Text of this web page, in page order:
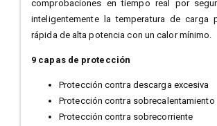
comprobaciones en tiempo real por
inteligentemente la temperatura de carga
rápida de alta potencia con un calor mínimo.
9 capas de protección
Protección contra descarga excesiva
Protección contra sobrecalentamiento
Protección contra sobrecorriente